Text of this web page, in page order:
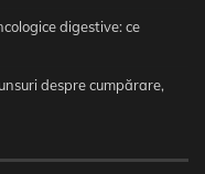
digestive: ce
despre cumpărare,